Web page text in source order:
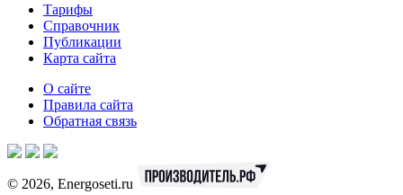
Тарифы
Справочник
Публикации
Карта сайта
О сайте
Правила сайта
Обратная связь
© 2026, Energoseti.ru